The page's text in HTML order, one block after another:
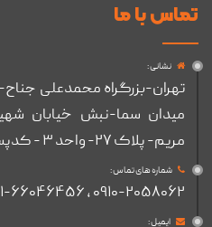
تماس با ما
نشانی :
تهران-بزرگراه محمدعلی
میدان سما-نبش خیابان
مریم- پلاک ۲۷- واحد ۳ - کدپستی ۱۴۵۸۶۵۳۶۱۵
شماره های تماس :
۰۹۱۰-۲۰۵۸۰۶۲ , ۰۲۱-۶۶۰۴۶۴۵۶ , ۰۲۱-۶۶۰۲۸۱۳۰
ایمیل :